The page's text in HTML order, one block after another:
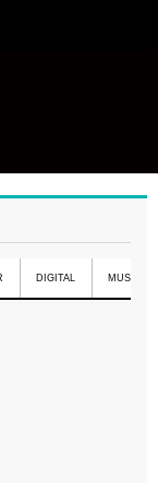
DIGITAL MUSIC